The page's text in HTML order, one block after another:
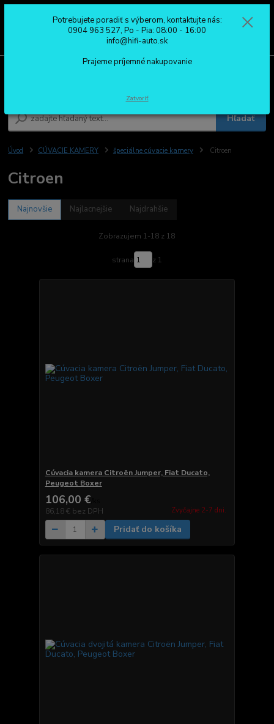
Hľadať
0904 963 527
Po - Pia: 08:00 - 16:00
Úvod CÚVACIE KAMERY špeciálne cúvacie kamery Citroen
Citroen
Najnovšie Najlacnejšie Najdrahšie
Zobrazujem 1-18 z 18
strana z 1
Cúvacia kamera Citroën Jumper, Fiat Ducato,
Peugeot Boxer
106,00 €
86,18 € bez DPH Zvyčajne 2-7 dni.
Pridať do košíka
Potrebujete poradiť s výberom, kontaktujte nás:
0904 963 527, Po - Pia: 08:00 - 16:00
info@hifi-auto.sk
Prajeme príjemné nakupovanie
Zatvoriť